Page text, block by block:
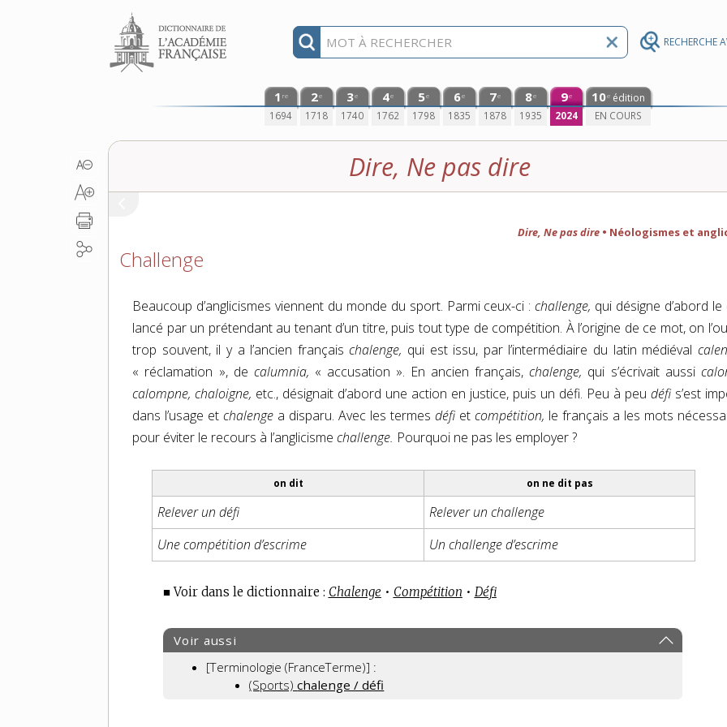
RECHERCHE
Aller au contenu
1 re
1694
2e
1718
3e
1740
4e
1762
5e
1798
6e
1835
7e
1878
8e
1935
9e
2024
10e édition
EN COURS
Dire, Ne pas dire
Dire, Ne pas dire• Néologismes et
Challenge
Beaucoup d’anglicismes viennent du monde du sport. Parmi ceux-ci :challenge, qui désigne d’abord le
lancé par un prétendant au tenant d’un titre, puis tout type de compétition. À l’origine de ce mot, on
trop souvent, il y a l’ancien françaischalenge, qui est issu, par l’intermédiaire du latin médiéval
« réclamation », de calumnia, « accusation ». En ancien français,chalenge, qui s’écrivait aussi
calompne, chaloigne, etc., désignait d’abord une action en justice, puis un défi. Peu à peu défis’est
dans l’usage etchalenge a disparu. Avec les termes défi et compétition, le français a les mots
pour éviter le recours à l’anglicismechallenge. Pourquoi ne pas les employer ?
on dit on ne dit pas
Relever un défi
Relever un challenge
Une compétition d’escrime
Un challenge d’escrime
■ Voir dans le dictionnaire : Chalenge • Compétition • Défi
Voir aussi
[Terminologie (FranceTerme)] :
(Sports)chalenge / défi